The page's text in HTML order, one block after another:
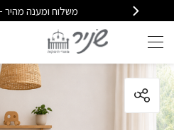
משלוח ומענה מהיר - 08-6715610